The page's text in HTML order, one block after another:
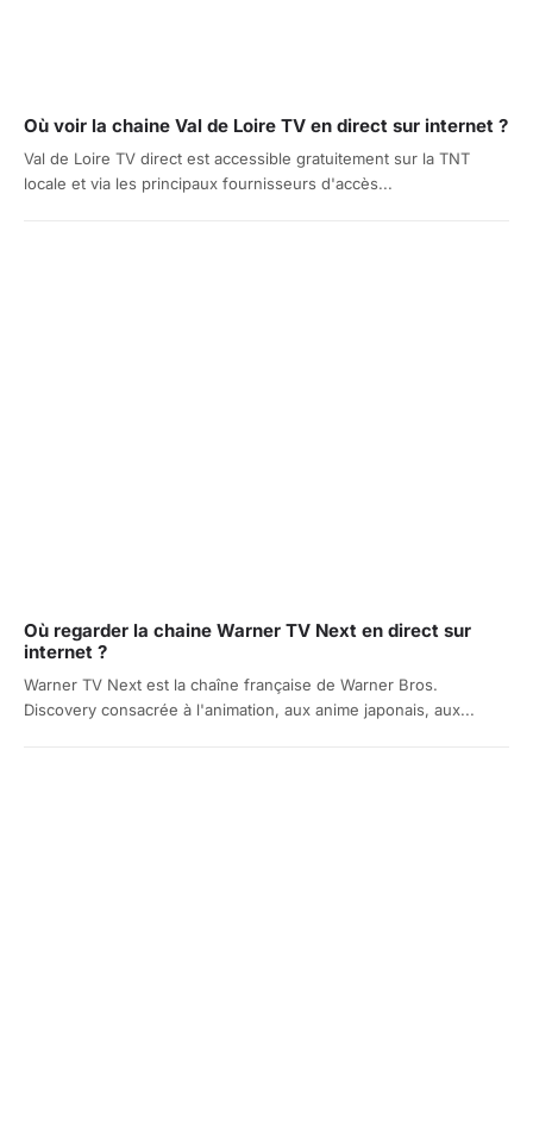
Où voir la chaine Val de Loire TV en direct sur internet ?
Val de Loire TV direct est accessible gratuitement sur la TNT
locale et via les principaux fournisseurs d'accès...
Où regarder la chaine Warner TV Next en direct sur
internet ?
Warner TV Next est la chaîne française de Warner Bros.
Discovery consacrée à l'animation, aux anime japonais, aux...